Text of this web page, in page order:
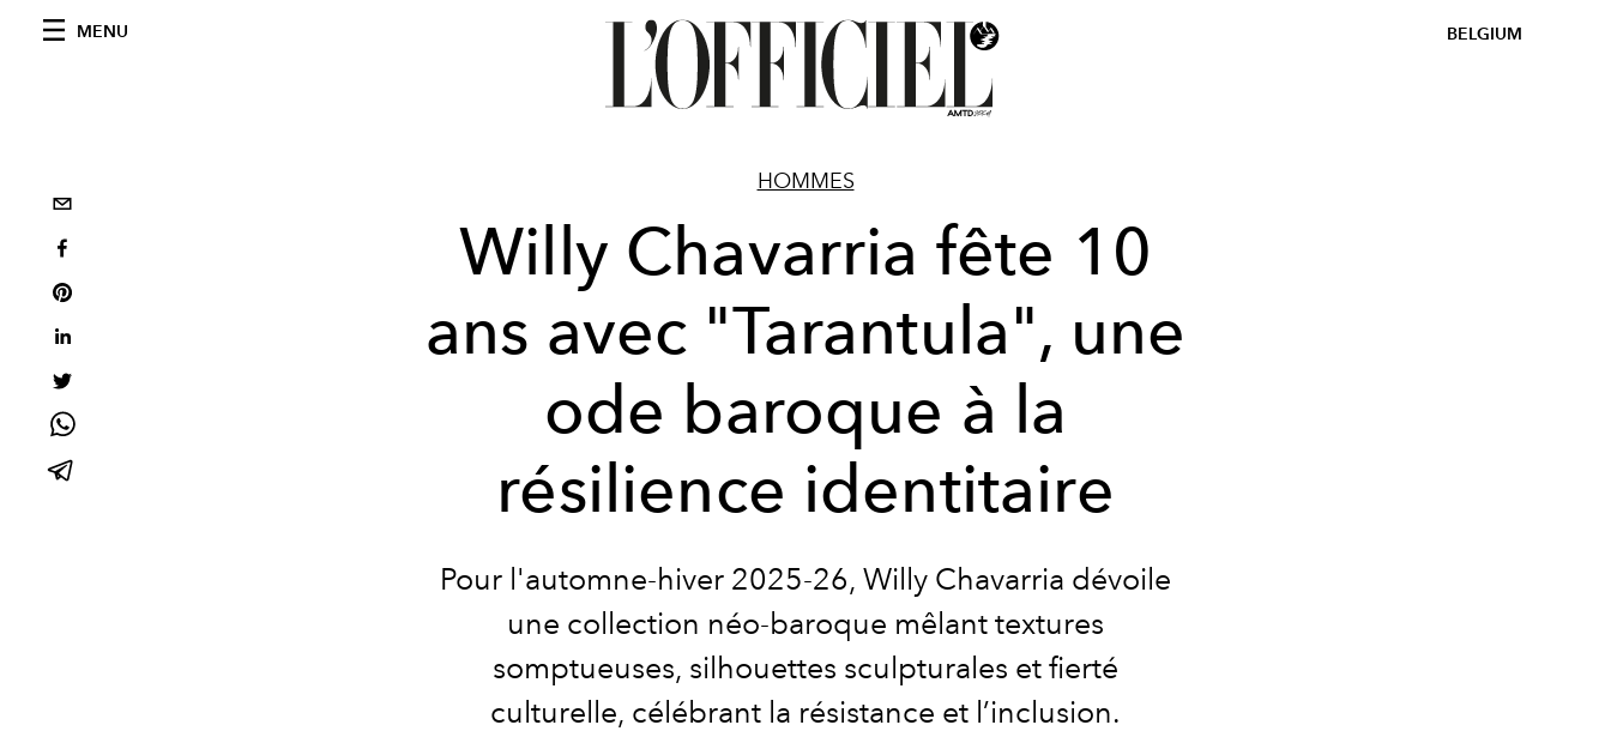
MENU BELGIUM
HOMMES
Willy Chavarria fête 10
ans avec "Tarantula", une
ode baroque à la
résilience identitaire
Pour l'automne-hiver 2025-26, Willy Chavarria dévoile
une collection néo-baroque mêlant textures
somptueuses, silhouettes sculpturales et fierté
culturelle, célébrant la résistance et l’inclusion.